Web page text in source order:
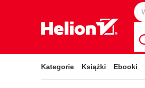
Kategorie Książki Ebooki